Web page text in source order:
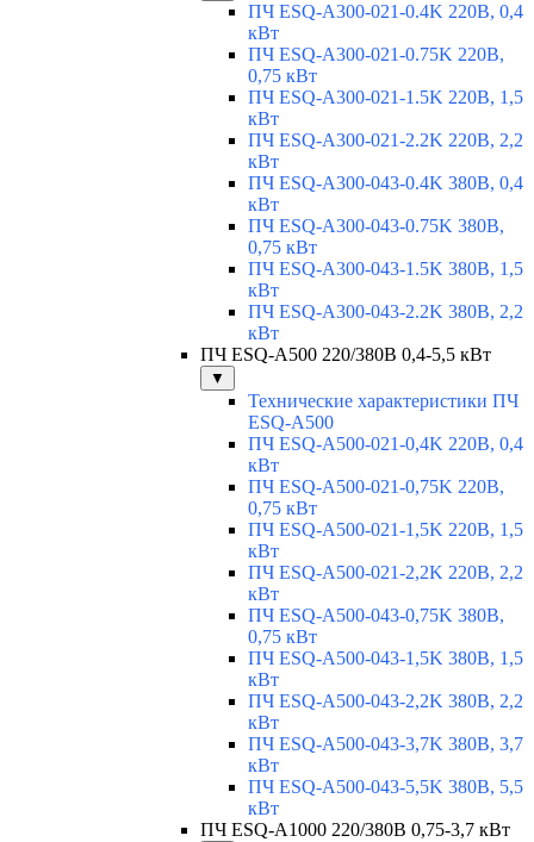
ПЧ ESQ-A300-021-0.4K 220В, 0,4
кВт
ПЧ ESQ-A300-021-0.75K 220В,
0,75 кВт
ПЧ ESQ-A300-021-1.5K 220В, 1,5
кВт
ПЧ ESQ-A300-021-2.2K 220В, 2,2
кВт
ПЧ ESQ-A300-043-0.4K 380В, 0,4
кВт
ПЧ ESQ-A300-043-0.75K 380В,
0,75 кВт
ПЧ ESQ-A300-043-1.5K 380В, 1,5
кВт
ПЧ ESQ-A300-043-2.2K 380В, 2,2
кВт
ПЧ ESQ-A500 220/380В 0,4-5,5 кВт
▼
Технические характеристики ПЧ
ESQ-A500
ПЧ ESQ-A500-021-0,4K 220В, 0,4
кВт
ПЧ ESQ-A500-021-0,75K 220В,
0,75 кВт
ПЧ ESQ-A500-021-1,5K 220В, 1,5
кВт
ПЧ ESQ-A500-021-2,2K 220В, 2,2
кВт
ПЧ ESQ-A500-043-0,75K 380В,
0,75 кВт
ПЧ ESQ-A500-043-1,5K 380В, 1,5
кВт
ПЧ ESQ-A500-043-2,2K 380В, 2,2
кВт
ПЧ ESQ-A500-043-3,7K 380В, 3,7
кВт
ПЧ ESQ-A500-043-5,5K 380В, 5,5
кВт
ПЧ ESQ-A1000 220/380В 0,75-3,7 кВт